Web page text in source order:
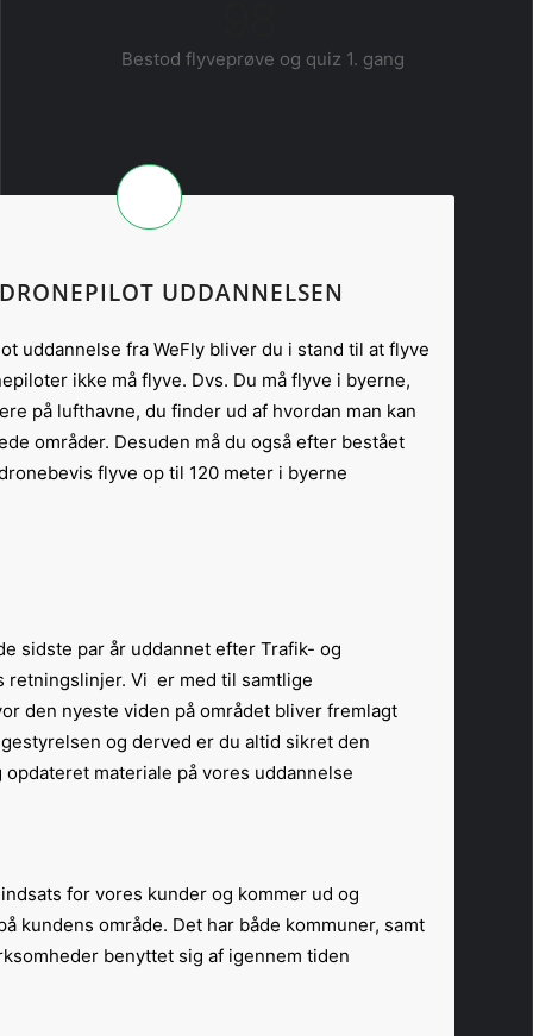
Bestod flyveprøve og quiz 1. gang
UDDANNELSEN
uddannelse fra WeFly bliver du i stand til at flyve
ikke må flyve. Dvs. Du må flyve i byerne,
på lufthavne, du finder ud af hvordan man kan
områder. Desuden må du også efter bestået
flyve op til 120 meter i byerne.
sidste par år uddannet efter Trafik- og
retningslinjer. Vi er med til samtlige
den nyeste viden på området bliver fremlagt
og derved er du altid sikret den
materiale på vores uddannelse.
for vores kunder og kommer ud og
kundens område. Det har både kommuner, samt
benyttet sig af igennem tiden.